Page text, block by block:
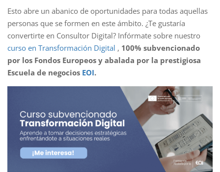
Esto abre un abanico de oportunidades para todas aquellas
personas que se formen en este ámbito. ¿Te gustaría
convertirte en Consultor Digital? Infórmate sobre nuestro
curso en Transformación Digital , 100% subvencionado
por los Fondos Europeos y abalada por la prestigiosa
Escuela de negocios EOI.